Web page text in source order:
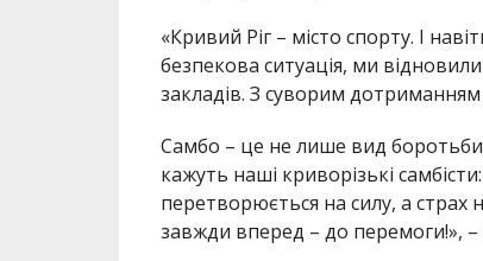
«Кривий Ріг – місто спорту. І
безпекова ситуація, ми
закладів. З суворим
Самбо – це не лише вид боротьби,
кажуть наші криворізькі
перетворюється на силу, а страх
завжди вперед – до перемоги!», –